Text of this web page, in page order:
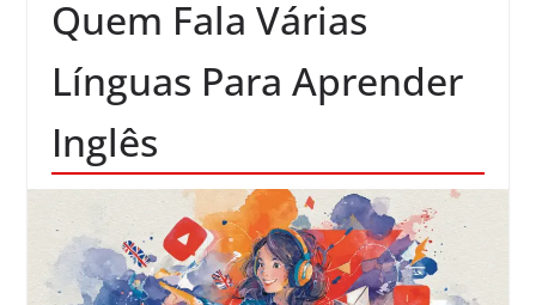
Quem Fala Várias
Línguas Para Aprender
Inglês